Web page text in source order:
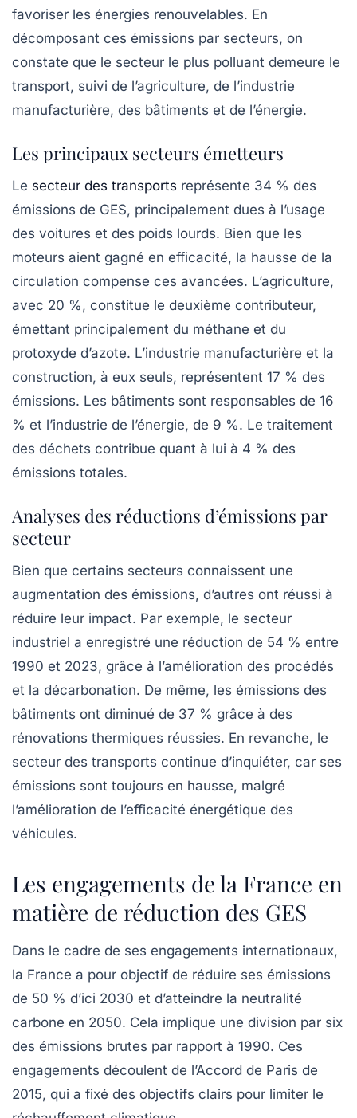
favoriser les énergies renouvelables. En
décomposant ces émissions par secteurs, on
constate que le secteur le plus polluant demeure le
transport, suivi de l’agriculture, de l’industrie
manufacturière, des bâtiments et de l’énergie.
Les principaux secteurs émetteurs
Le secteur des transports représente 34 % des
émissions de GES, principalement dues à l’usage
des voitures et des poids lourds. Bien que les
moteurs aient gagné en efficacité, la hausse de la
circulation compense ces avancées. L’agriculture,
avec 20 %, constitue le deuxième contributeur,
émettant principalement du méthane et du
protoxyde d’azote. L’industrie manufacturière et la
construction, à eux seuls, représentent 17 % des
émissions. Les bâtiments sont responsables de 16
% et l’industrie de l’énergie, de 9 %. Le traitement
des déchets contribue quant à lui à 4 % des
émissions totales.
Analyses des réductions d’émissions par
secteur
Bien que certains secteurs connaissent une
augmentation des émissions, d’autres ont réussi à
réduire leur impact. Par exemple, le secteur
industriel a enregistré une réduction de 54 % entre
1990 et 2023, grâce à l’amélioration des procédés
et la décarbonation. De même, les émissions des
bâtiments ont diminué de 37 % grâce à des
rénovations thermiques réussies. En revanche, le
secteur des transports continue d’inquiéter, car ses
émissions sont toujours en hausse, malgré
l’amélioration de l’efficacité énergétique des
véhicules.
Les engagements de la France en
matière de réduction des GES
Dans le cadre de ses engagements internationaux,
la France a pour objectif de réduire ses émissions
de 50 % d’ici 2030 et d’atteindre la neutralité
carbone en 2050. Cela implique une division par six
des émissions brutes par rapport à 1990. Ces
engagements découlent de l’Accord de Paris de
2015, qui a fixé des objectifs clairs pour limiter le